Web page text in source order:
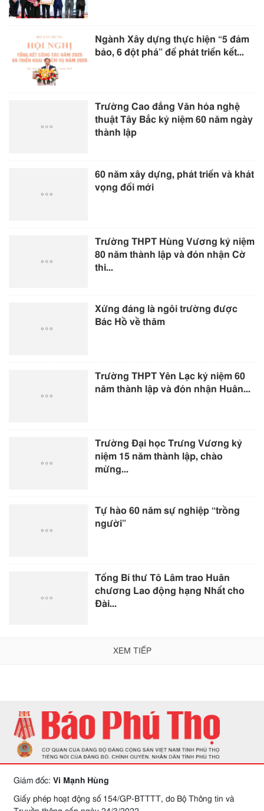
Ngành Xây dựng thực hiện “5 đảm
bảo, 6 đột phá” để phát triển kết...
Trường Cao đẳng Văn hóa nghệ
thuật Tây Bắc kỷ niệm 60 năm ngày
thành lập
60 năm xây dựng, phát triển và khát
vọng đổi mới
Trường THPT Hùng Vương kỷ niệm
80 năm thành lập và đón nhận Cờ
thi...
Xứng đáng là ngôi trường được
Bác Hồ về thăm
Trường THPT Yên Lạc kỷ niệm 60
năm thành lập và đón nhận Huân...
Trường Đại học Trưng Vương kỷ
niệm 15 năm thành lập, chào
mừng...
Tự hào 60 năm sự nghiệp “trồng
người”
Tổng Bí thư Tô Lâm trao Huân
chương Lao động hạng Nhất cho
Đài...
XEM TIẾP
Giám đốc: Vi Mạnh Hùng
Giấy phép hoạt động số 154/GP-BTTTT, do Bộ Thông tin và